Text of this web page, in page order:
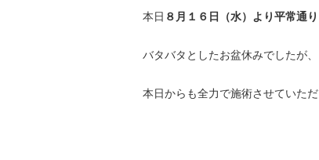
本日 ８月１６日（水）より平常通り
バタバタとしたお盆休みでしたが
本日からも全力で施術させていた